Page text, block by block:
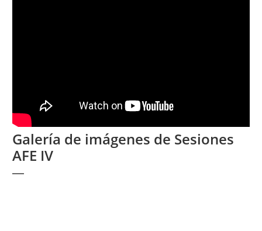
Galería de imágenes de Sesiones
AFE IV